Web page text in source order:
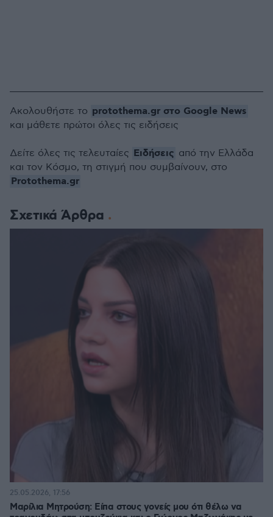
Σχετικά Άρθρα
Μαρίλια Μητρούση: Είπα στους γονείς μου ότι θέλω να
25.05.2026, 17:56
Ακολουθήστε το protothema.gr στο Google News
και μάθετε πρώτοι όλες τις ειδήσεις
Δείτε όλες τις τελευταίες Ειδήσεις από την Ελλάδα
και τον Κόσμο, τη στιγμή που συμβαίνουν, στο
Protothema.gr